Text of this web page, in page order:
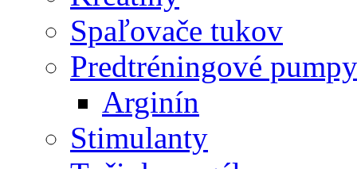
Spaľovače tukov
Predtréningové pumpy
Arginín
Stimulanty